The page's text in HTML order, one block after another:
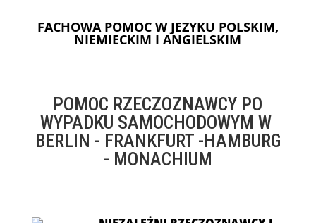
FACHOWA POMOC W JEZYKU POLSKIM,
NIEMIECKIM I ANGIELSKIM
POMOC RZECZOZNAWCY PO
WYPADKU SAMOCHODOWYM W
BERLIN - FRANKFURT -HAMBURG
- MONACHIUM